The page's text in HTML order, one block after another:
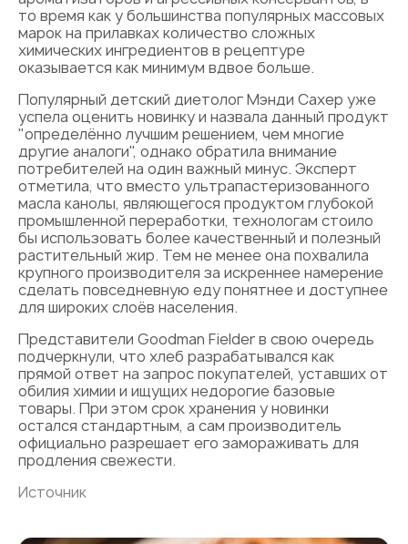
то время как у большинства популярных массовых
марок на прилавках количество сложных
химических ингредиентов в рецептуре
оказывается как минимум вдвое больше.
Популярный детский диетолог Мэнди Сахер уже
успела оценить новинку и назвала данный продукт
"определённо лучшим решением, чем многие
другие аналоги", однако обратила внимание
потребителей на один важный минус. Эксперт
отметила, что вместо ультрапастеризованного
масла канолы, являющегося продуктом глубокой
промышленной переработки, технологам стоило
бы использовать более качественный и полезный
растительный жир. Тем не менее она похвалила
крупного производителя за искреннее намерение
сделать повседневную еду понятнее и доступнее
для широких слоёв населения.
Представители Goodman Fielder в свою очередь
подчеркнули, что хлеб разрабатывался как
прямой ответ на запрос покупателей, уставших от
обилия химии и ищущих недорогие базовые
товары. При этом срок хранения у новинки
остался стандартным, а сам производитель
официально разрешает его замораживать для
продления свежести.
Источник